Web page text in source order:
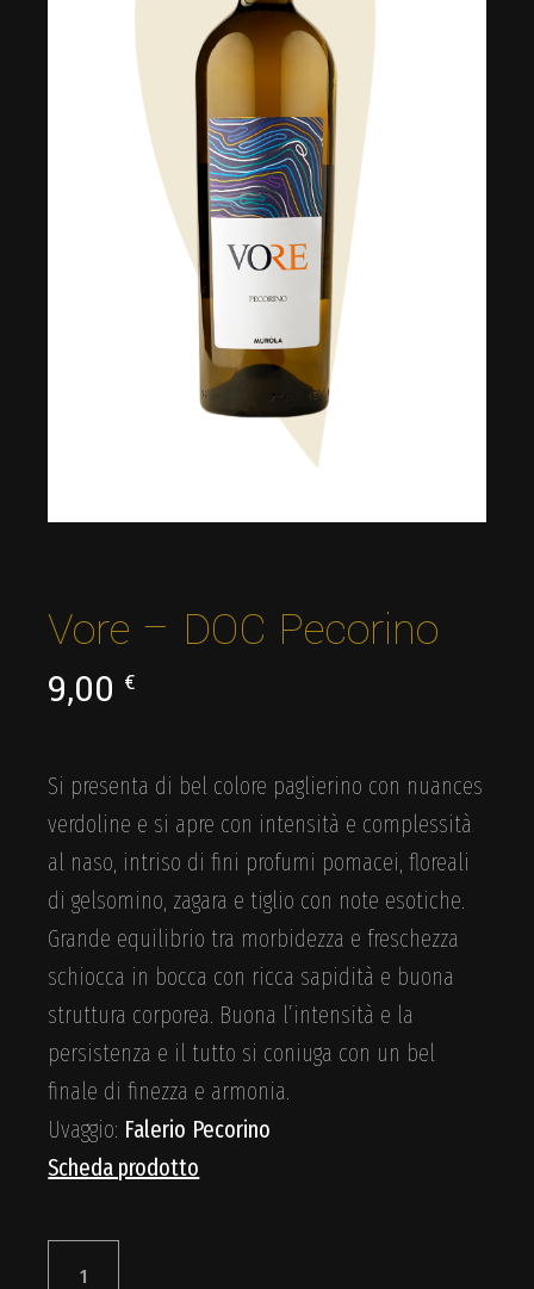
Vore – DOC Pecorino
9,00 €
Si presenta di bel colore paglierino con nuances
verdoline e si apre con intensità e complessità
al naso, intriso di fini profumi pomacei, floreali
di gelsomino, zagara e tiglio con note esotiche.
Grande equilibrio tra morbidezza e freschezza
schiocca in bocca con ricca sapidità e buona
struttura corporea. Buona l’intensità e la
persistenza e il tutto si coniuga con un bel
finale di finezza e armonia.
Uvaggio: Falerio Pecorino
Scheda prodotto
Vore - DOC Pecorino quantità